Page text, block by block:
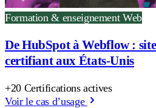
Formation & enseignement Web
De HubSpot à Webflow :
certifiant aux États-Unis
+20 Certifications actives
Voir le cas d’usage